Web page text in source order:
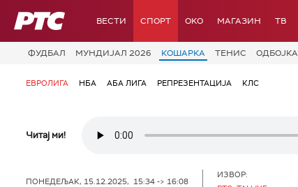
РТС ВЕСТИ СПОРТ OKO МАГАЗИН ТВ
ФУДБАЛ МУНДИЈАЛ 2026 КОШАРКА ТЕНИС ОДБОЈКА
ЕВРОЛИГА НБА АБА ЛИГА РЕПРЕЗЕНТАЦИЈА КЛС
Читај ми!
ПОНЕДЕЉАК, 15.12.2025, 15:34 -> 16:08
ИЗВОР: